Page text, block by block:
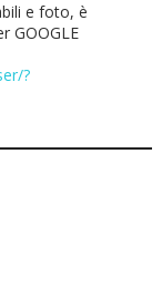
e foto, è
GOOGLE
?